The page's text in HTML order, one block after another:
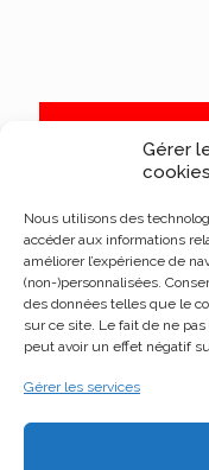
Gérer
cookies
Nous utilisons des
accéder aux informations
améliorer l’expérience de
(non-)personnalisées.
des données telles que le
sur ce site. Le fait de ne
peut avoir un effet négatif
Gérer les services